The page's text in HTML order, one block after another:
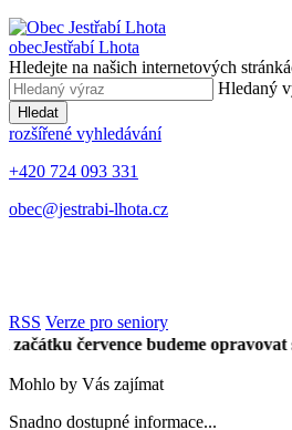
obecJestřabí Lhota
Hledejte na našich internetových
Hledaný
Hledat
rozšířené vyhledávání
+420 724 093 331
obec@jestrabi-lhota.cz
RSS Verze pro seniory
července budeme opravovat
Mohlo by Vás zajímat
Snadno dostupné informace...